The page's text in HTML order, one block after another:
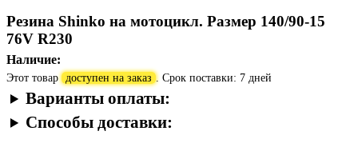
Резина Shinko на мотоцикл. Размер 140/90-15
76V R230
Наличие:
Этот товар доступен на заказ . Срок поставки: 7 дней
Варианты оплаты:
Способы доставки: